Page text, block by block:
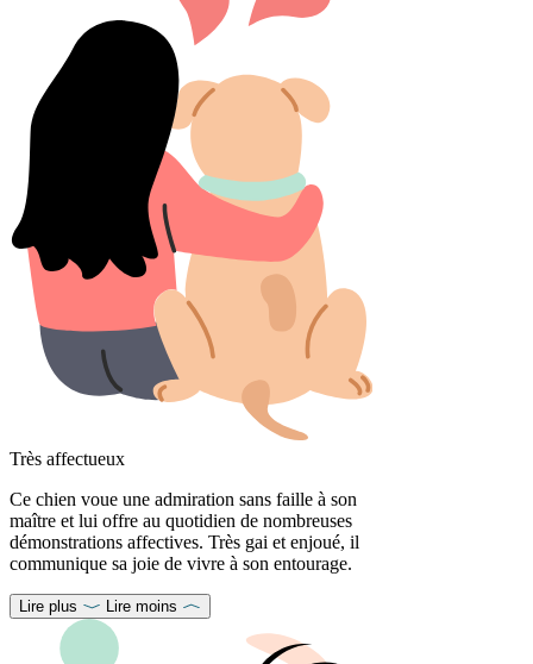
Très affectueux
Ce chien voue une admiration sans faille à son
maître et lui offre au quotidien de nombreuses
démonstrations affectives. Très gai et enjoué, il
communique sa joie de vivre à son entourage.
Lire plus Lire moins